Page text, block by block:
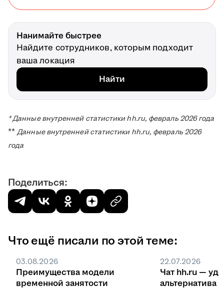
Нанимайте быстрее
Найдите сотрудников, которым подходит
ваша локация
Найти
* Данные внутренней статистики hh.ru, февраль 2026 года
**Данные внутренней статистики hh.ru, февраль 2026
года
Поделиться:
Что ещё писали по этой теме:
03.08.2026
Преимущества модели
временной занятости
22.07.2026
Чат hh.ru —